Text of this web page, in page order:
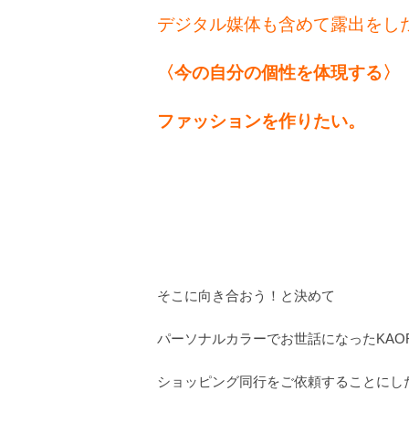
デジタル媒体も含めて露出をし
〈今の自分の個性を体現する〉
ファッションを作りたい。
そこに向き合おう！と決めて
パーソナルカラーでお世話になった
ショッピング同行をご依頼することにし